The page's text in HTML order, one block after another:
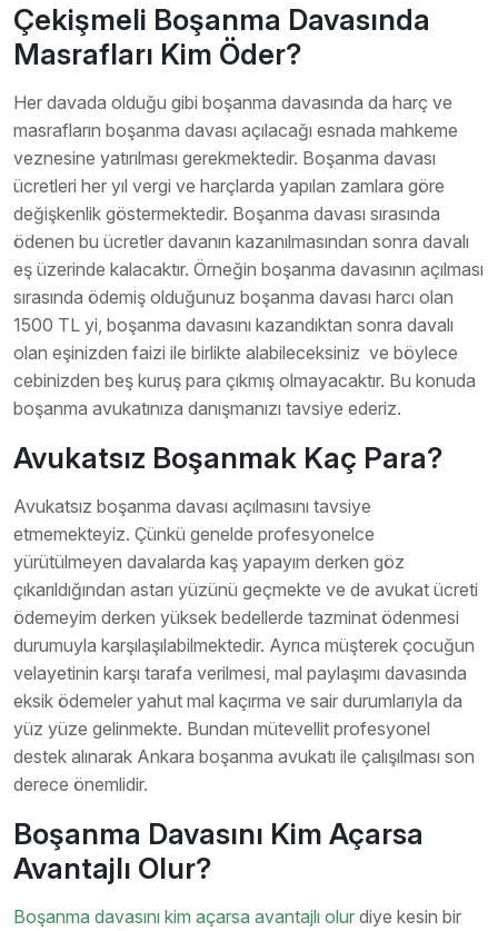
Çekişmeli Boşanma Davasında
Masrafları Kim Öder?
Her davada olduğu gibi boşanma davasında da harç ve
masrafların boşanma davası açılacağı esnada mahkeme
veznesine yatırılması gerekmektedir. Boşanma davası
ücretleri her yıl vergi ve harçlarda yapılan zamlara göre
değişkenlik göstermektedir. Boşanma davası sırasında
ödenen bu ücretler davanın kazanılmasından sonra davalı
eş üzerinde kalacaktır. Örneğin boşanma davasının açılması
sırasında ödemiş olduğunuz boşanma davası harcı olan
1500 TL yi, boşanma davasını kazandıktan sonra davalı
olan eşinizden faizi ile birlikte alabileceksiniz ve böylece
cebinizden beş kuruş para çıkmış olmayacaktır. Bu konuda
boşanma avukatınıza danışmanızı tavsiye ederiz.
Avukatsız Boşanmak Kaç Para?
Avukatsız boşanma davası açılmasını tavsiye
etmemekteyiz. Çünkü genelde profesyonelce
yürütülmeyen davalarda kaş yapayım derken göz
çıkarıldığından astarı yüzünü geçmekte ve de avukat ücreti
ödemeyim derken yüksek bedellerde tazminat ödenmesi
durumuyla karşılaşılabilmektedir. Ayrıca müşterek çocuğun
velayetinin karşı tarafa verilmesi, mal paylaşımı davasında
eksik ödemeler yahut mal kaçırma ve sair durumlarıyla da
yüz yüze gelinmekte. Bundan mütevellit profesyonel
destek alınarak Ankara boşanma avukatı ile çalışılması son
derece önemlidir.
Boşanma Davasını Kim Açarsa
Avantajlı Olur?
Boşanma davasını kim açarsa avantajlı olur diye kesin bir